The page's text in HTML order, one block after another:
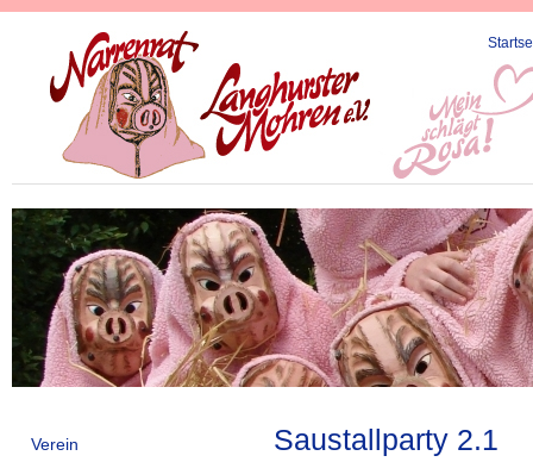
Verein Saustallparty 2.1